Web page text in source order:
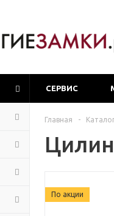
СЕРВИС
Главная -
По акции